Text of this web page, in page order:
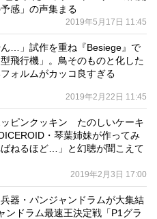
感」の声集まる
2019年5月17日 11:45
ん…」試作を重ね『Besiege』で
飛行機」。鳥そのものと化した
ォルムがカッコ良すぎる
2019年2月22日 11:45
ピンクッキン たのしいケーキ
・琴葉姉妹が作ってみ
ねるほど…」と幻聴が聞こえて
2019年2月3日 17:00
器・パンジャンドラムが大集結
ンドラム最速王決定戦「P1グラ